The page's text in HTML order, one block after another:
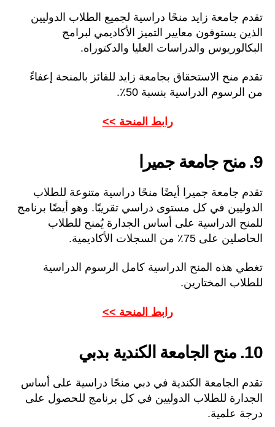
تقدم جامعة زايد منحًا دراسية لجميع الطلاب الدوليين
الذين يستوفون معايير التميز الأكاديمي لبرامج
البكالوريوس والدراسات العليا والدكتوراه.
تقدم منح الاستحقاق بجامعة زايد للفائز بالمنحة إعفاءً
من الرسوم الدراسية بنسبة 50٪.
رابط المنحة >>
9. منح جامعة جميرا
تقدم جامعة جميرا أيضًا منحًا دراسية متنوعة للطلاب
الدوليين في كل مستوى دراسي تقريبًا. وهو أيضًا برنامج
للمنح الدراسية على أساس الجدارة يُمنح للطلاب
الحاصلين على 75٪ من السجلات الأكاديمية.
تغطي هذه المنح الدراسية كامل الرسوم الدراسية
للطلاب المختارين.
رابط المنحة >>
10. منح الجامعة الكندية بدبي
تقدم الجامعة الكندية في دبي منحًا دراسية على أساس
الجدارة للطلاب الدوليين في كل برنامج للحصول على
درجة علمية.